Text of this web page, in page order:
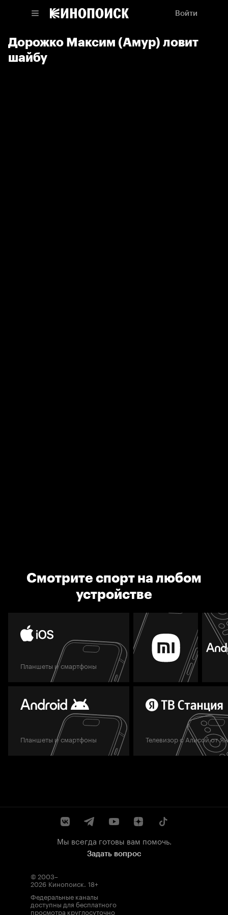
Войти
Дорожко Максим (Амур) ловит
шайбу
Смотрите спорт на любом
устройстве
Планшеты и смартфоны
Планшеты и смартфоны Телевизор с Алисой от
Мы всегда готовы вам помочь.
Задать вопрос
© 2003–
2026 Кинопоиск. 18+
Федеральные каналы
доступны для бесплатного
просмотра круглосуточно